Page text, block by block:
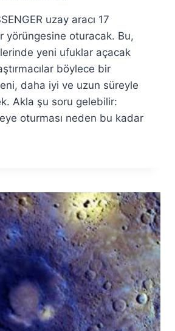
uzay aracı 17
yörüngesine oturacak. Bu,
yeni ufuklar açacak
böylece bir
daha iyi ve uzun süreyle
Akla şu soru gelebilir:
oturması neden bu kadar